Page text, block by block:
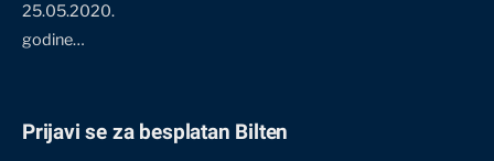
25.05.2020.
godine…
Prijavi se za besplatan Bilten